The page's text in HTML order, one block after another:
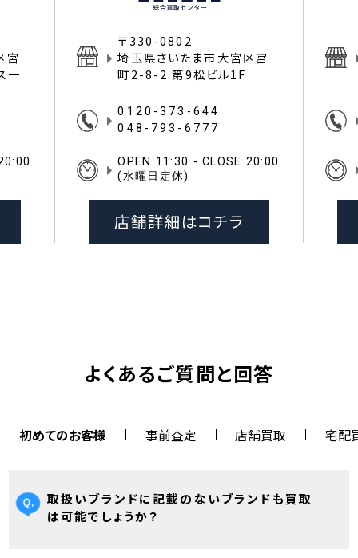
宮
一
〒330-0802
埼玉県さいたま市大宮区宮
町2-8-2 第9松ビル1F
0120-373-644
048-793-6777
OPEN 11:30 - CLOSE 20:00
(水曜日定休)
店舗詳細はコチラ
よくあるご質問と回答
初めてのお客様 事前査定 店舗買取 宅配
取扱いブランドに記載のないブランドも買取
は可能でしょうか？